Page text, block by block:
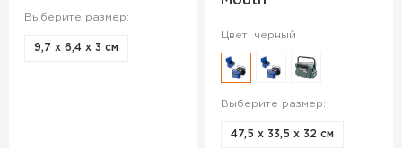
Выберите размер:
9,7 х 6,4 х 3 см
Цвет: черный
Выберите размер:
47,5 х 33,5 х 32 см